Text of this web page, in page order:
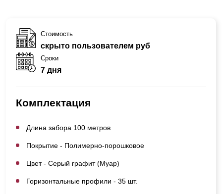
Стоимость
скрыто пользователем руб
Сроки
7 дня
Комплектация
Длина забора 100 метров
Покрытие - Полимерно-порошковое
Цвет - Серый графит (Муар)
Горизонтальные профили - 35 шт.